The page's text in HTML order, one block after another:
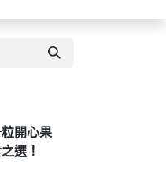
開心果
選！